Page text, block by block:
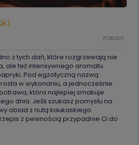
PORADY
z tych dań, które rozgrzewają nie
ale też intensywnego aromatu
Pod egzotyczną nazwą
w wykonaniu, a jednocześnie
która najlepiej smakuje
dnia. Jeśli szukasz pomysłu na
obiad z nutą kaukaskiego
z pewnością przypadnie Ci do